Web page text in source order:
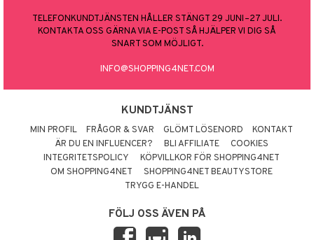
TELEFONKUNDTJÄNSTEN HÅLLER STÄNGT 29 JUNI–27 JULI.
KONTAKTA OSS GÄRNA VIA E-POST SÅ HJÄLPER VI DIG SÅ
SNART SOM MÖJLIGT.
INFO@SHOPPING4NET.COM
KUNDTJÄNST
MIN PROFIL FRÅGOR & SVAR GLÖMT LÖSENORD
KONTAKT
ÄR DU EN INFLUENCER?
BLI AFFILIATE
COOKIES
INTEGRITETSPOLICY
KÖPVILLKOR FÖR SHOPPING4NET
OM SHOPPING4NET
SHOPPING4NET BEAUTYSTORE
TRYGG E-HANDEL
FÖLJ OSS ÄVEN PÅ